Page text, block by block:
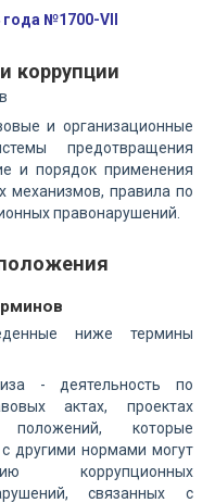
№1700-VII
коррупции
и организационные
предотвращения
и порядок применения
механизмов, правила по
правонарушений.
ниже термины
- деятельность по
актах, проектах
положений, которые
другими нормами могут
коррупционных
связанных с